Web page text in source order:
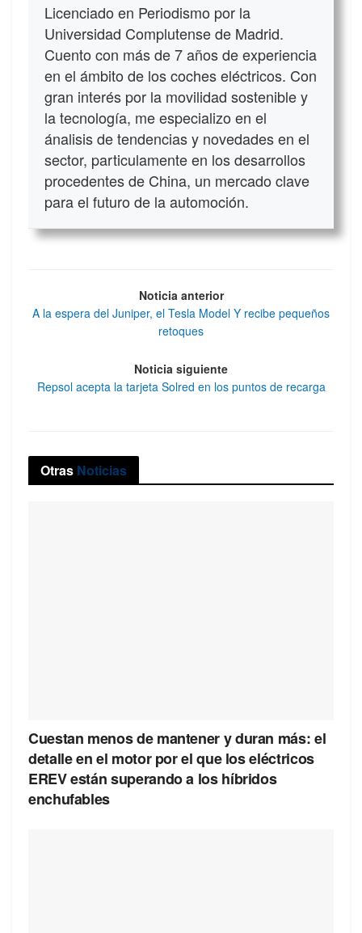
Licenciado en Periodismo por la
Universidad Complutense de Madrid.
Cuento con más de 7 años de experiencia
en el ámbito de los coches eléctricos. Con
gran interés por la movilidad sostenible y
la tecnología, me especializo en el
ánalisis de tendencias y novedades en el
sector, particulamente en los desarrollos
procedentes de China, un mercado clave
para el futuro de la automoción.
Noticia anterior
A la espera del Juniper, el Tesla Model Y recibe pequeños
retoques
Noticia siguiente
Repsol acepta la tarjeta Solred en los puntos de recarga
Otras Noticias
Cuestan menos de mantener y duran más: el
detalle en el motor por el que los eléctricos
EREV están superando a los híbridos
enchufables